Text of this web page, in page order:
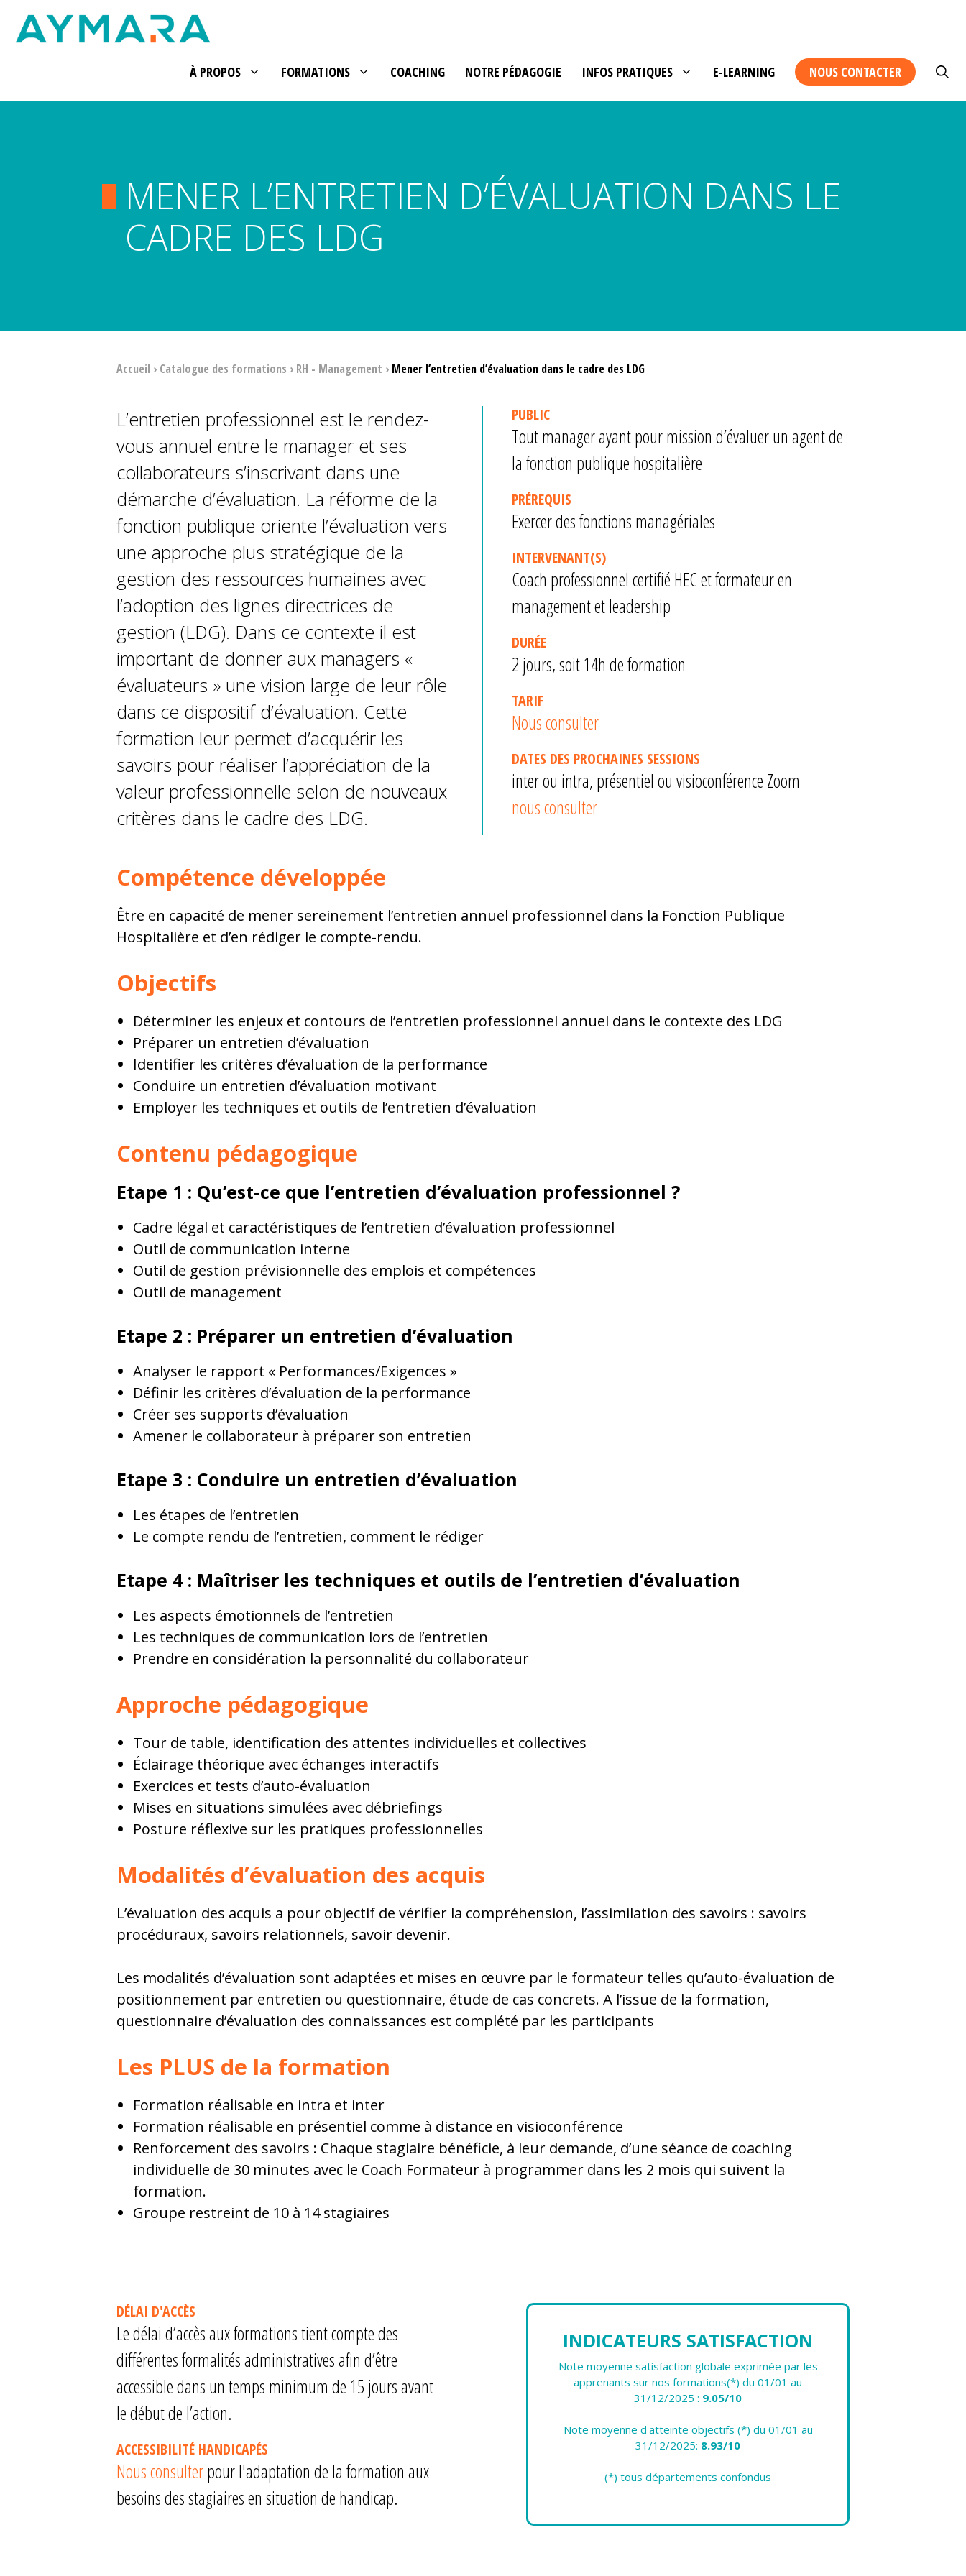
Aller
À PROPOS FORMATIONS COACHING NOTRE PÉDAGOGIE INFOS PRATIQUES E-LEARNING NOUS CONTACTER
MENER L’ENTRETIEN D’ÉVALUATION DANS LE
CADRE DES LDG
Accueil › Catalogue des formations › RH - Management › Mener l’entretien d’évaluation dans le cadre des LDG
L’entretien professionnel est le rendez-
vous annuel entre le manager et ses
collaborateurs s’inscrivant dans une
démarche d’évaluation. La réforme de la
fonction publique oriente l’évaluation vers
une approche plus stratégique de la
gestion des ressources humaines avec
l’adoption des lignes directrices de
gestion (LDG). Dans ce contexte il est
important de donner aux managers «
évaluateurs » une vision large de leur rôle
dans ce dispositif d’évaluation. Cette
formation leur permet d’acquérir les
savoirs pour réaliser l’appréciation de la
valeur professionnelle selon de nouveaux
critères dans le cadre des LDG.
PUBLIC
Tout manager ayant pour mission d’évaluer un agent de
la fonction publique hospitalière
PRÉREQUIS
Exercer des fonctions managériales
INTERVENANT(S)
Coach professionnel certifié HEC et formateur en
management et leadership
DURÉE
2 jours, soit 14h de formation
TARIF
Nous consulter
DATES DES PROCHAINES SESSIONS
inter ou intra, présentiel ou visioconférence Zoom
nous consulter
Compétence développée
Être en capacité de mener sereinement l’entretien annuel professionnel dans la Fonction Publique
Hospitalière et d’en rédiger le compte-rendu.
Objectifs
Déterminer les enjeux et contours de l’entretien professionnel annuel dans le contexte des LDG
Préparer un entretien d’évaluation
Identifier les critères d’évaluation de la performance
Conduire un entretien d’évaluation motivant
Employer les techniques et outils de l’entretien d’évaluation
Contenu pédagogique
Etape 1 : Qu’est-ce que l’entretien d’évaluation professionnel ?
Cadre légal et caractéristiques de l’entretien d’évaluation professionnel
Outil de communication interne
Outil de gestion prévisionnelle des emplois et compétences
Outil de management
Etape 2 : Préparer un entretien d’évaluation
Analyser le rapport « Performances/Exigences »
Définir les critères d’évaluation de la performance
Créer ses supports d’évaluation
Amener le collaborateur à préparer son entretien
Etape 3 : Conduire un entretien d’évaluation
Les étapes de l’entretien
Le compte rendu de l’entretien, comment le rédiger
Etape 4 : Maîtriser les techniques et outils de l’entretien d’évaluation
Les aspects émotionnels de l’entretien
Les techniques de communication lors de l’entretien
Prendre en considération la personnalité du collaborateur
Approche pédagogique
Tour de table, identification des attentes individuelles et collectives
Éclairage théorique avec échanges interactifs
Exercices et tests d’auto-évaluation
Mises en situations simulées avec débriefings
Posture réflexive sur les pratiques professionnelles
Modalités d’évaluation des acquis
L’évaluation des acquis a pour objectif de vérifier la compréhension, l’assimilation des savoirs : savoirs
procéduraux, savoirs relationnels, savoir devenir.
Les modalités d’évaluation sont adaptées et mises en œuvre par le formateur telles qu’auto-évaluation de
positionnement par entretien ou questionnaire, étude de cas concrets. A l’issue de la formation,
questionnaire d’évaluation des connaissances est complété par les participants
Les PLUS de la formation
Formation réalisable en intra et inter
Formation réalisable en présentiel comme à distance en visioconférence
Renforcement des savoirs : Chaque stagiaire bénéficie, à leur demande, d’une séance de coaching
individuelle de 30 minutes avec le Coach Formateur à programmer dans les 2 mois qui suivent la
formation.
Groupe restreint de 10 à 14 stagiaires
DÉLAI D'ACCÈS
Le délai d’accès aux formations tient compte des
différentes formalités administratives afin d’être
accessible dans un temps minimum de 15 jours avant
le début de l’action.
ACCESSIBILITÉ HANDICAPÉS
Nous consulterpour l'adaptation de la formation aux
besoins des stagiaires en situation de handicap.
INDICATEURS SATISFACTION
Note moyenne satisfaction globale exprimée par les
apprenants sur nos formations(*) du 01/01 au
31/12/2025 : 9.05/10
Note moyenne d'atteinte objectifs (*) du 01/01 au
31/12/2025: 8.93/10
(*) tous départements confondus